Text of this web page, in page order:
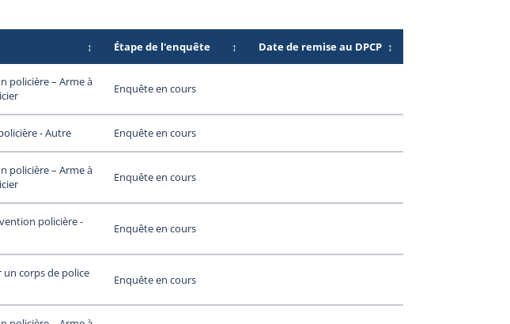
↕ Étape de l'enquête ↕ Date de remise au DPCP ↕
policière – Arme à
Enquête en cours
- Autre Enquête en cours
policière – Arme à
Enquête en cours
policière -
Enquête en cours
un corps de police Enquête en cours